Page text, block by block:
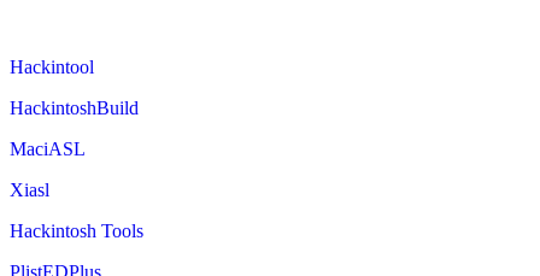
Hackintool
HackintoshBuild
MaciASL
Xiasl
Hackintosh Tools
PlistEDPlus